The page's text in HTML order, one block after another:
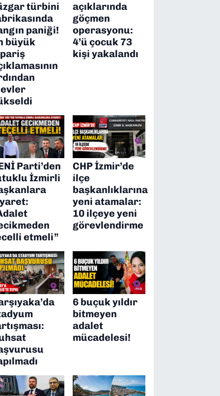
türbini
paniği!
büyük
açıklarında
göçmen
operasyonu:
4’ü çocuk 73
kişi yakalandı
Parti’den
İzmirli
etmeli”
CHP İzmir’de
ilçe
başkanlıklarına
yeni atamalar:
10 ilçeye yeni
görevlendirme
6 buçuk yıldır
bitmeyen
adalet
mücadelesi!